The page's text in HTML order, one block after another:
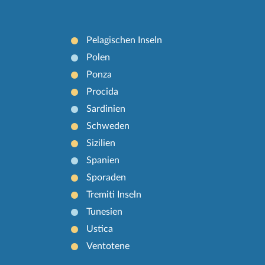
Pelagischen Inseln
Polen
Ponza
Procida
Sardinien
Schweden
Sizilien
Spanien
Sporaden
Tremiti Inseln
Tunesien
Ustica
Ventotene